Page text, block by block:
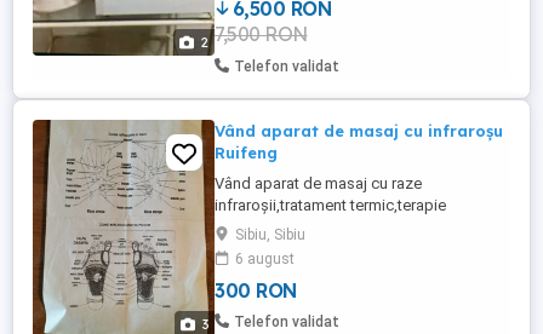
2
6,500 RON
7,500 RON
Telefon validat
3
Vând aparat de masaj cu infraroșu
Ruifeng
Vând aparat de masaj cu raze
infraroșii,tratament termic,terapie
magnetică cu aplicație direct pe suprafața
corpului. Indicații: artrită,reumatism,
luxații,ruperi musculare,fisuri musculare,
amorțeală membre, osteoporoză,
spondiloză,insomnie,dureri de
Sibiu, Sibiu
6 august
300 RON
Telefon validat